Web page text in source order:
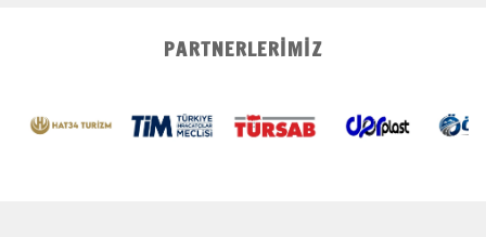
PARTNERLERIMIZ